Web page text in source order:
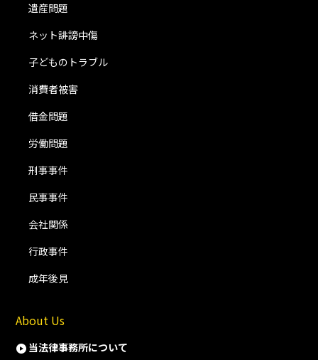
遺産問題
ネット誹謗中傷
子どものトラブル
消費者被害
借金問題
労働問題
刑事事件
民事事件
会社関係
行政事件
成年後見
About Us
当法律事務所について